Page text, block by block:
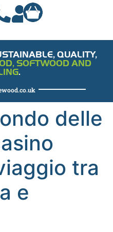
QUALITY,
SOFTWOOD AND
.
delle
tra
e